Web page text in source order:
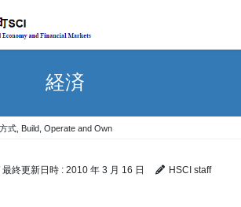
経済
式, Build, Operate and Own
最終更新日時 : 2010 年 3 月 16 日 HSCI staff